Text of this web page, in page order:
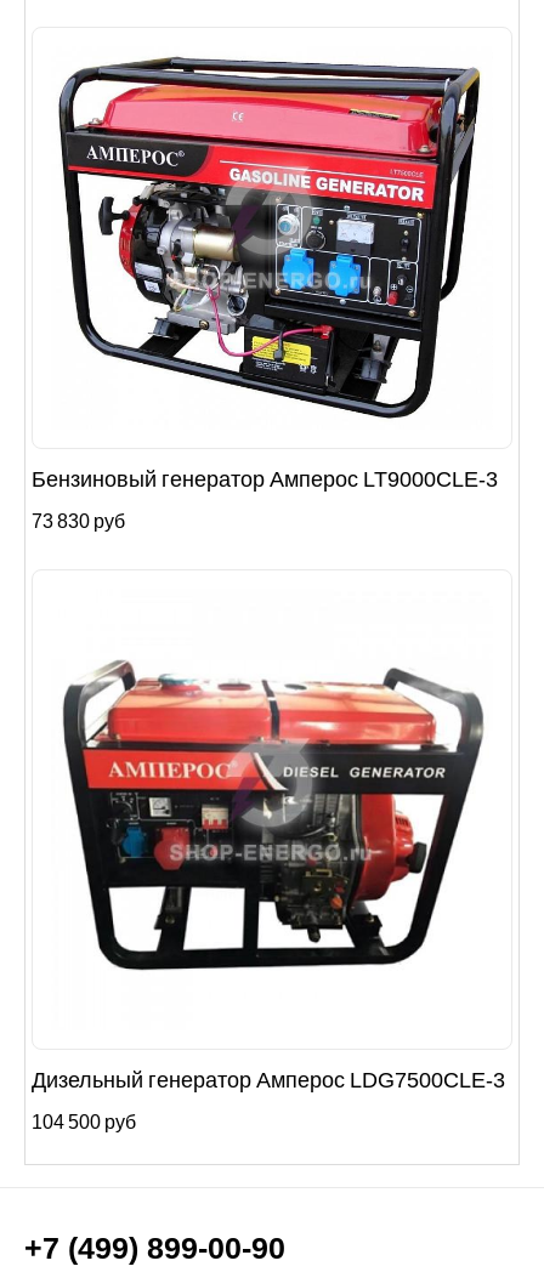
Бензиновый генератор Амперос LT9000СLE-3
73 830 руб
Дизельный генератор Амперос LDG7500СLE-3
104 500 руб
+7 (499) 899-00-90